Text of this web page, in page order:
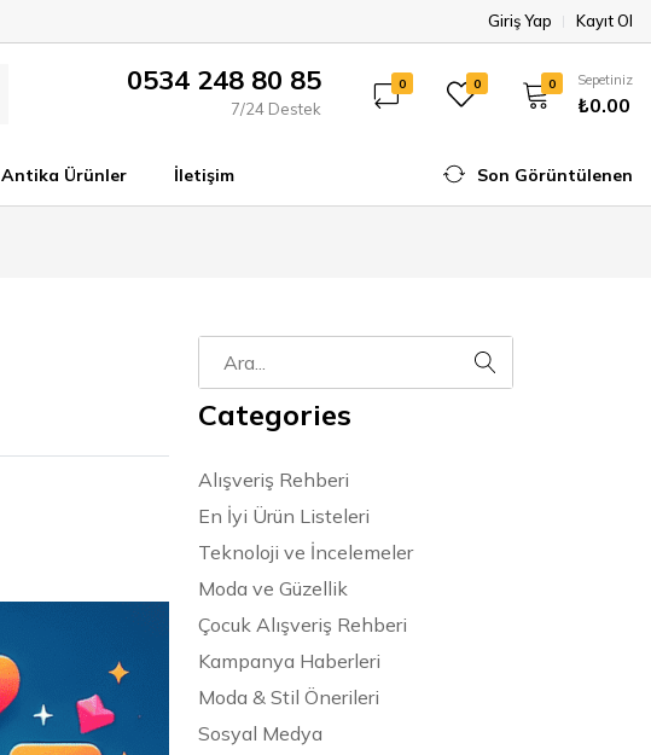
Giriş Yap Kayıt Ol
0534 248 80 85
7/24 Destek
0 0 0 Sepetiniz
₺0.00
Antika Ürünler İletişim Son Görüntülenen
Categories
Alışveriş Rehberi
En İyi Ürün Listeleri
Teknoloji ve İncelemeler
Moda ve Güzellik
Çocuk Alışveriş Rehberi
Kampanya Haberleri
Moda & Stil Önerileri
Sosyal Medya